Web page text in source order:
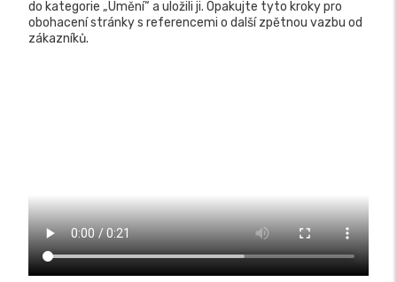
do kategorie „Umění“ a uložili ji. Opakujte tyto kroky pro
obohacení stránky s referencemi o další zpětnou vazbu od
zákazníků.